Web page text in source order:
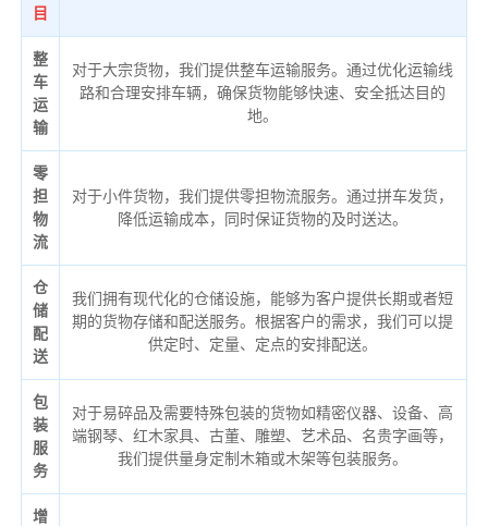
目
整
车
运
输
对于大宗货物，我们提供整车运输服务。通过优化运输线
路和合理安排车辆，确保货物能够快速、安全抵达目的
地。
零
担
物
流
对于小件货物，我们提供零担物流服务。通过拼车发货，
降低运输成本，同时保证货物的及时送达。
仓
储
配
送
我们拥有现代化的仓储设施，能够为客户提供长期或者短
期的货物存储和配送服务。根据客户的需求，我们可以提
供定时、定量、定点的安排配送。
包
装
服
务
对于易碎品及需要特殊包装的货物如精密仪器、设备、高
端钢琴、红木家具、古董、雕塑、艺术品、名贵字画等，
我们提供量身定制木箱或木架等包装服务。
增